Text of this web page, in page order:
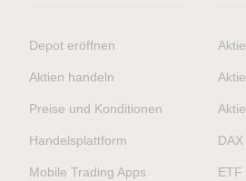
Depot eröffnen
Aktien handeln
Preise und Konditionen
Handelsplattform
Mobile Trading Apps
DAX
ETF